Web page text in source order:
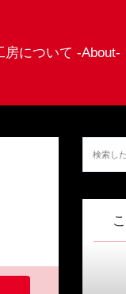
房について -About-